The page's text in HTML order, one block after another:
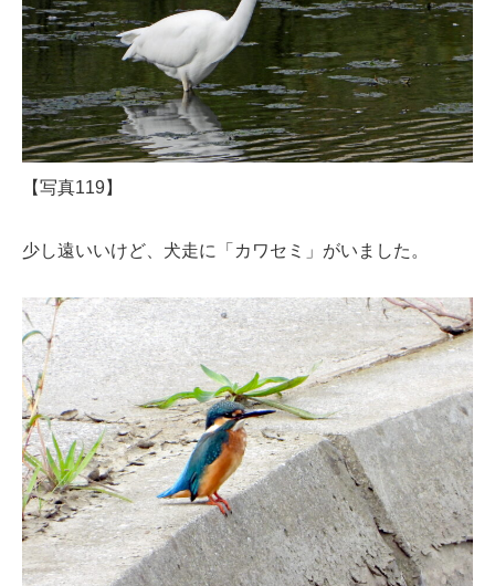
【写真119】
少し遠いいけど、犬走に「カワセミ」がいました。